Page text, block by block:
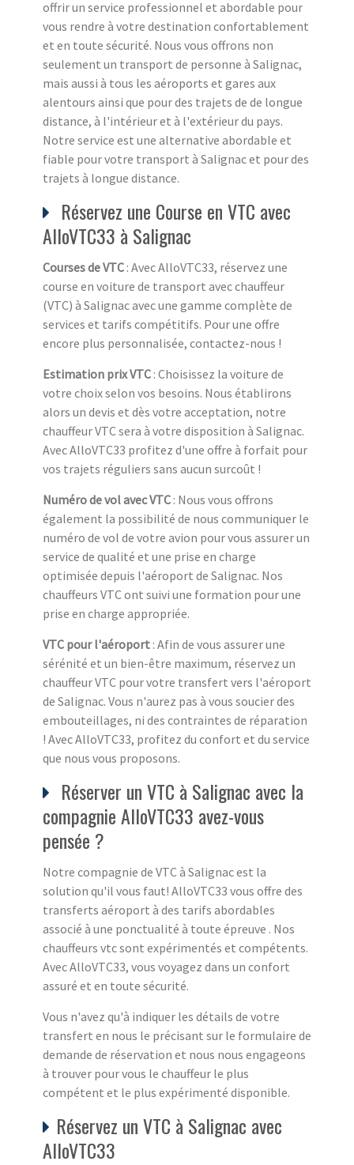
offrir un service professionnel et abordable pour
vous rendre à votre destination confortablement
et en toute sécurité. Nous vous offrons non
seulement un transport de personne à Salignac,
mais aussi à tous les aéroports et gares aux
alentours ainsi que pour des trajets de de longue
distance, à l'intérieur et à l'extérieur du pays.
Notre service est une alternative abordable et
fiable pour votre transport à Salignac et pour des
trajets à longue distance.
Réservez une Course en VTC avec
AlloVTC33 à Salignac
Courses de VTC : Avec AlloVTC33, réservez une
course en voiture de transport avec chauffeur
(VTC) à Salignac avec une gamme complète de
services et tarifs compétitifs. Pour une offre
encore plus personnalisée, contactez-nous !
Estimation prix VTC : Choisissez la voiture de
votre choix selon vos besoins. Nous établirons
alors un devis et dès votre acceptation, notre
chauffeur VTC sera à votre disposition à Salignac.
Avec AlloVTC33 profitez d'une offre à forfait pour
vos trajets réguliers sans aucun surcoût !
Numéro de vol avec VTC : Nous vous offrons
également la possibilité de nous communiquer le
numéro de vol de votre avion pour vous assurer un
service de qualité et une prise en charge
optimisée depuis l'aéroport de Salignac. Nos
chauffeurs VTC ont suivi une formation pour une
prise en charge appropriée.
VTC pour l'aéroport : Afin de vous assurer une
sérénité et un bien-être maximum, réservez un
chauffeur VTC pour votre transfert vers l'aéroport
de Salignac. Vous n'aurez pas à vous soucier des
embouteillages, ni des contraintes de réparation
! Avec AlloVTC33, profitez du confort et du service
que nous vous proposons.
Réserver un VTC à Salignac avec la
compagnie AlloVTC33 avez-vous
pensée ?
Notre compagnie de VTC à Salignac est la
solution qu'il vous faut! AlloVTC33 vous offre des
transferts aéroport à des tarifs abordables
associé à une ponctualité à toute épreuve . Nos
chauffeurs vtc sont expérimentés et compétents.
Avec AlloVTC33, vous voyagez dans un confort
assuré et en toute sécurité.
Vous n'avez qu'à indiquer les détails de votre
transfert en nous le précisant sur le formulaire de
demande de réservation et nous nous engageons
à trouver pour vous le chauffeur le plus
compétent et le plus expérimenté disponible.
Réservez un VTC à Salignac avec
AlloVTC33